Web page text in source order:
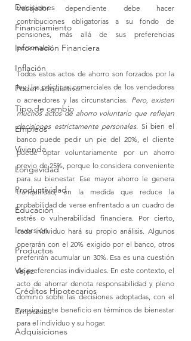
Decisiones
Financiamiento
Información Financiera
Inflación
Poder adquisitivo.
Tipo de cambio
Empleos
Vivienda
Longevidad
Productividad
Educación
Inversión
Productos
Vejez
Créditos Hipotecarios
Empresas
Adquisiciones
trabajador dependiente debe hacer
contribuciones obligatorias a su fondo de
pensiones, más allá de sus preferencias
personales.
Todos estos actos de ahorro son forzados por la
ley, las prácticas comerciales de los vendedores
o acreedores y las circunstancias. Pero, existen
muchos actos de ahorro voluntario que reflejan
decisiones estrictamente personales. Si bien el
banco puede pedir un pie del 20%, el cliente
puede optar voluntariamente por un ahorro
previo de 25%, porque lo considera conveniente
para su bienestar. Ese mayor ahorro le genera
tranquilidad, en la medida que reduce la
probabilidad de verse enfrentado a un cuadro de
estrés o vulnerabilidad financiera. Por cierto,
cada individuo hará su propio análisis. Algunos
operarán con el 20% exigido por el banco, otros
preferirán acumular un 30%. Esa es una cuestión
de preferencias individuales. En este contexto, el
acto de ahorrar denota responsabilidad y pleno
dominio sobre las decisiones adoptadas, con el
consiguiente beneficio en términos de bienestar
para el individuo y su hogar.